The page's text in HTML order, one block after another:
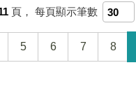
頁， 每頁顯示筆數
5 6 7 8